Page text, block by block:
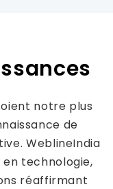
notre plus
de
WeblineIndia
technologie,
réaffirmant